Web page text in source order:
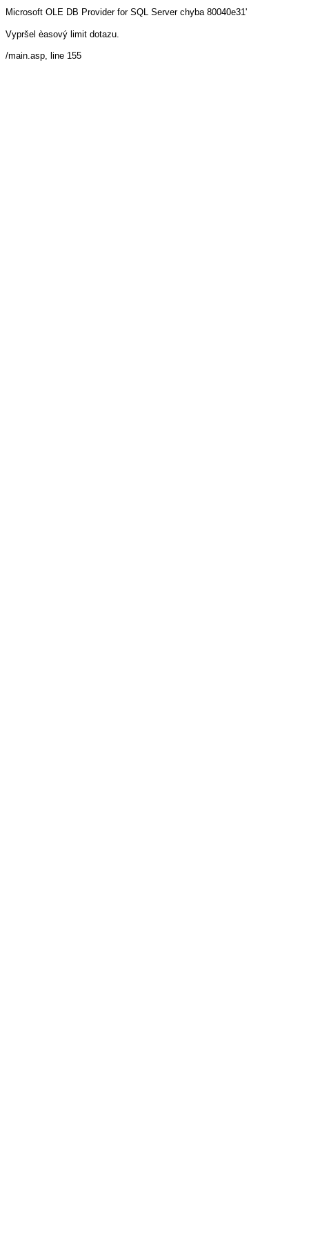
Microsoft OLE DB Provider for SQL Server chyba 80040e31'
Vypršel èasový limit dotazu.
/main.asp, line 155